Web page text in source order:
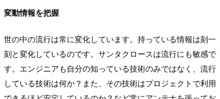
変動情報を把握
世の中の流行は常に変化しています。持っている情報は刻一
刻と変化しているのです。サンタクロースは流行にも敏感で
す。エンジニアも自分の知っている技術のみではなく、流行
している技術は何か？また、その技術はプロジェクトで利用